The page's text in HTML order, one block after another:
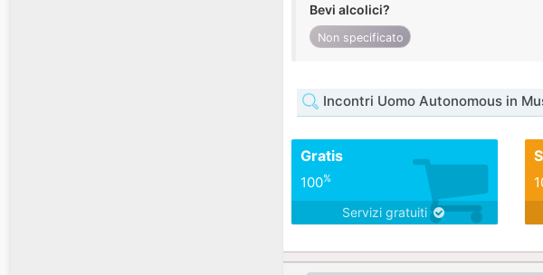
Bevi alcolici?
Non specificato
Incontri Uomo Autonomous in
Gratis
100%
Servizi gratuiti